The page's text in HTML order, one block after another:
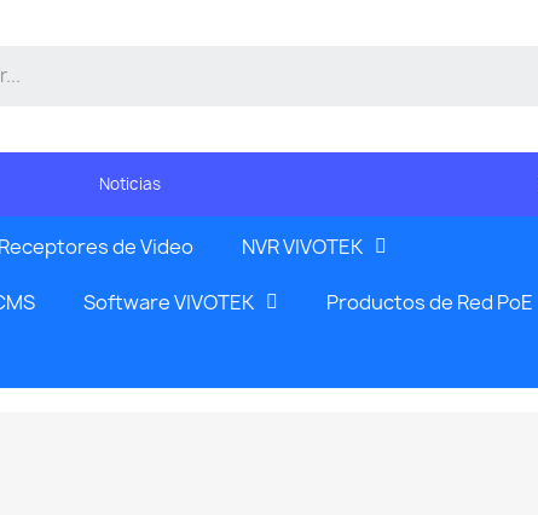
Noticias
Receptores de Video NVR VIVOTEK
Software VIVOTEK Productos de Red PoE